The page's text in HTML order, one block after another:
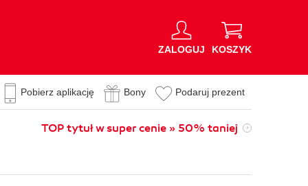
ZALOGUJ KOSZYK
Pobierz aplikację Bony Podaruj prezent
TOP tytuł w super cenie » 50% taniej